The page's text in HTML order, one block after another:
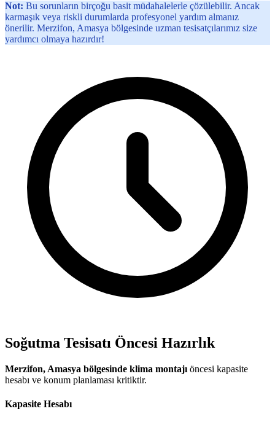
Not: Bu sorunların birçoğu basit müdahalelerle çözülebilir. Ancak
karmaşık veya riskli durumlarda profesyonel yardım almanız
önerilir. Merzifon, Amasya bölgesinde uzman tesisatçılarımız size
yardımcı olmaya hazırdır!
Soğutma Tesisatı Öncesi Hazırlık
Merzifon, Amasya bölgesinde klima montajı öncesi kapasite
hesabı ve konum planlaması kritiktir.
Kapasite Hesabı